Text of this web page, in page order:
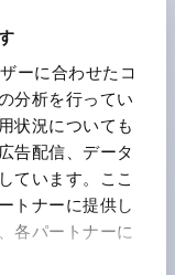
ーに合わせたコ
分析を行ってい
状況についても
告配信、データ
ています。ここ
トナーに提供し
各パートナーに
。（パイロットラ
球）。これま
のLED球で各色